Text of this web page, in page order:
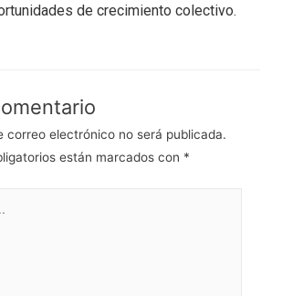
de crecimiento colectivo.
correo electrónico no será publicada.
están marcados con *